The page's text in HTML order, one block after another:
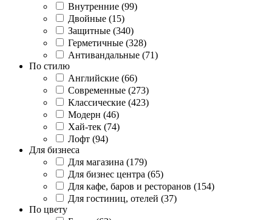
Внутренние (99)
Двойные (15)
Защитные (340)
Герметичные (328)
Антивандальные (71)
По стилю
Английские (66)
Современные (273)
Классические (423)
Модерн (46)
Хай-тек (74)
Лофт (94)
Для бизнеса
Для магазина (179)
Для бизнес центра (65)
Для кафе, баров и ресторанов (154)
Для гостиниц, отелей (37)
По цвету